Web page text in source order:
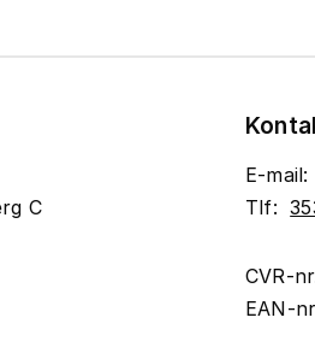
C
E-mail:
Tlf:
CVR-
EAN-